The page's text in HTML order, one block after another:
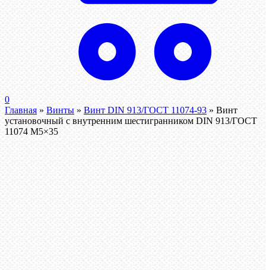
0
Главная » Винты » Винт DIN 913/ГОСТ 11074-93 » Винт
установочный с внутренним шестигранником DIN 913/ГОСТ
11074 М5×35